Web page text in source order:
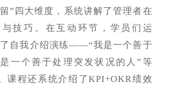
”四大维度，系统讲解了管理者在
技巧。在互动环节，学员们运
了自我介绍演练——“我是一个善于
一个善于处理突发状况的人”等
课程还系统介绍了KPI+OKR绩效